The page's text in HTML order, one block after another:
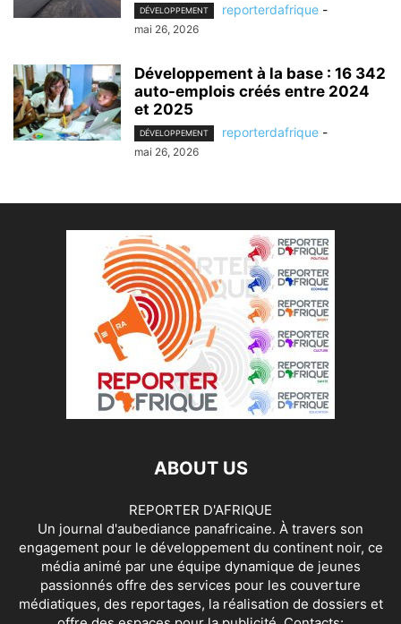
DÉVELOPPEMENT reporterdafrique -
mai 26, 2026
Développement à la base : 16 342
auto-emplois créés entre 2024
et 2025
DÉVELOPPEMENT reporterdafrique -
mai 26, 2026
ABOUT US
REPORTER D'AFRIQUE
Un journal d'aubediance panafricaine. À travers son
engagement pour le développement du continent noir, ce
média animé par une équipe dynamique de jeunes
passionnés offre des services pour les couverture
médiatiques, des reportages, la réalisation de dossiers et